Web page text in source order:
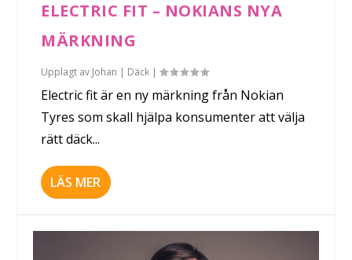
ELECTRIC FIT – NOKIANS NYA
MÄRKNING
Upplagt av Johan | Däck |
Electric fit är en ny märkning från Nokian
Tyres som skall hjälpa konsumenter att välja
rätt däck...
LÄS MER